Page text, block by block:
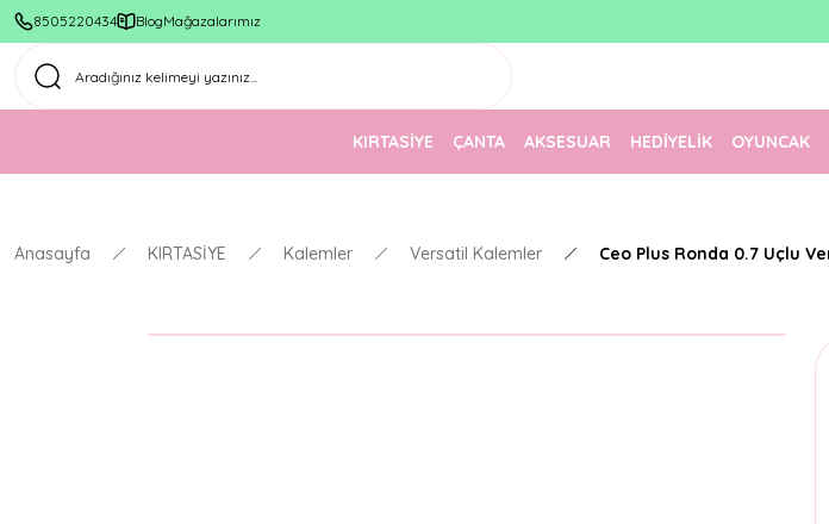
8505220434 BlogMağazalarımız
1500 TL Üzeri
KIRTASİYE ÇANTA AKSESUAR HEDİYELİK OYUNCAK
Anasayfa KIRTASİYE Kalemler Versatil Kalemler Ceo Plus Ronda 0.7 Uçlu